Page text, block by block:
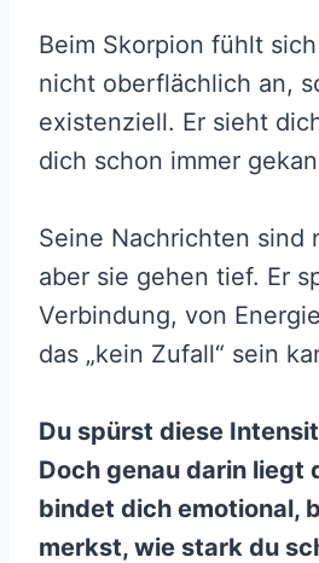
Beim Skorpion fühlt
nicht oberflächlich an,
existenziell. Er sieht
dich schon immer
Seine Nachrichten sind
aber sie gehen tief. Er
Verbindung, von
das „kein Zufall“ sein
Du spürst diese
Doch genau darin liegt
bindet dich emotional,
merkst, wie stark du